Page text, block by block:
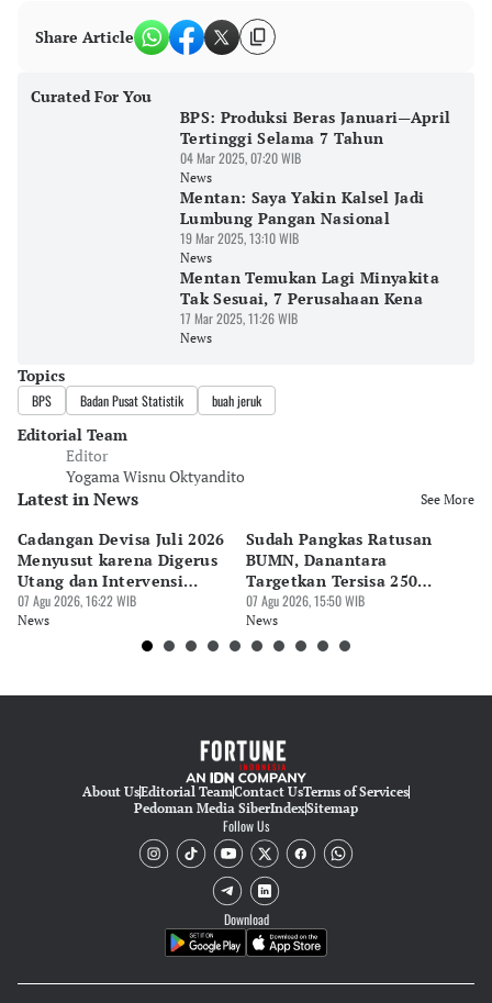
Share Article
Curated For You
BPS: Produksi Beras Januari—April
Tertinggi Selama 7 Tahun
04 Mar 2025, 07:20 WIB
News
Mentan: Saya Yakin Kalsel Jadi
Lumbung Pangan Nasional
19 Mar 2025, 13:10 WIB
News
Mentan Temukan Lagi Minyakita
Tak Sesuai, 7 Perusahaan Kena
17 Mar 2025, 11:26 WIB
News
Topics
BPS Badan Pusat Statistik buah jeruk
Editorial Team
Editor
Yogama Wisnu Oktyandito
Latest in News See More
Cadangan Devisa Juli 2026
Menyusut karena Digerus
Utang dan Intervensi
Rupiah
07 Agu 2026, 16:22 WIB
News
Sudah Pangkas Ratusan
BUMN, Danantara
Targetkan Tersisa 250
Perusahaan
07 Agu 2026, 15:50 WIB
News
About UsEditorial TeamContact UsTerms of Services
Pedoman Media SiberIndexSitemap
Follow Us
Download